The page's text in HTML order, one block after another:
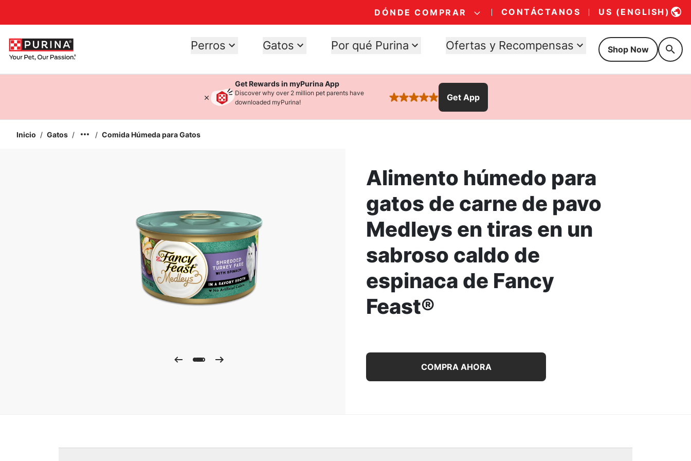
DÓNDE COMPRAR CONTÁCTANOS US (ENGLISH)
Perros Gatos Por qué Purina Ofertas y Recompensas Shop Now
Get Rewards in myPurina App
Discover why over 2 million pet parents have
downloaded myPurina!
rated 4.9 stars
Get App
Inicio / Gatos / / Comida Húmeda para Gatos
Ampliar la Imagen
Alimento húmedo para
gatos de carne de pavo
Medleys en tiras en un
sabroso caldo de
espinaca de Fancy
Feast®
Alimento húmedo para gatos de carne de pavo Medleys en tiras en un sabroso
COMPRA AHORA